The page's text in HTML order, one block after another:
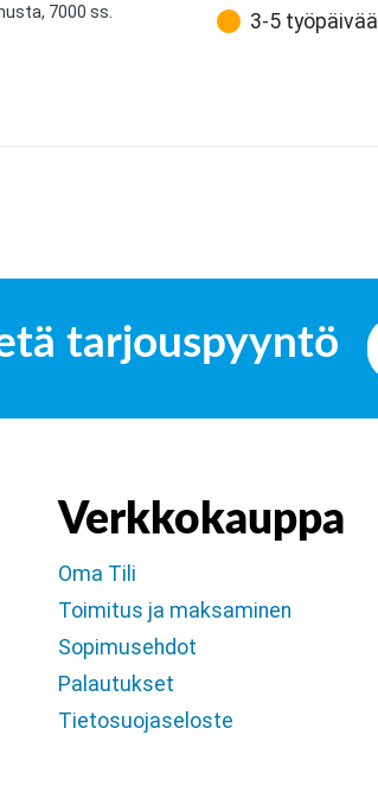
7000 ss.
3-5 työpäivää
tarjouspyyntö
Verkkokauppa
Oma Tili
Toimitus ja maksaminen
Sopimusehdot
Palautukset
Tietosuojaseloste